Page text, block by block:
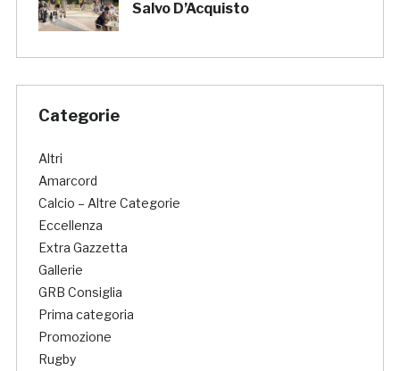
Salvo D’Acquisto
Categorie
Altri
Amarcord
Calcio – Altre Categorie
Eccellenza
Extra Gazzetta
Gallerie
GRB Consiglia
Prima categoria
Promozione
Rugby